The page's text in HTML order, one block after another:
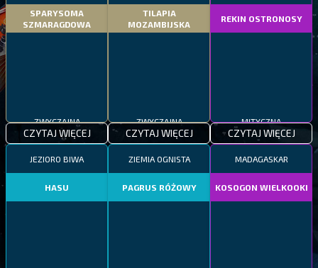
SPARYSOMA
SZMARAGDOWA
CZYTAJ WIĘCEJ
TILAPIA
MOZAMBIJSKA
CZYTAJ WIĘCEJ
REKIN OSTRONOSY
MITYCZNA
CZYTAJ WIĘCEJ
JEZIORO BIWA
HASU
ZIEMIA OGNISTA
PAGRUS RÓŻOWY
MADAGASKAR
KOSOGON WIELKOOKI